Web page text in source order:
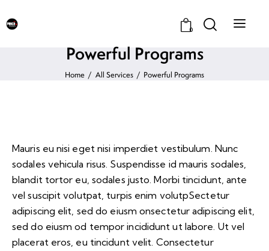
0
Powerful Programs
Home All Services Powerful Programs
Mauris eu nisi eget nisi imperdiet vestibulum. Nunc
sodales vehicula risus. Suspendisse id mauris sodales,
blandit tortor eu, sodales justo. Morbi tincidunt, ante
vel suscipit volutpat, turpis enim volutpSectetur
adipiscing elit, sed do eiusm onsectetur adipiscing elit,
sed do eiusm od tempor incididunt ut labore. Ut vel
placerat eros, eu tincidunt velit. Consectetur